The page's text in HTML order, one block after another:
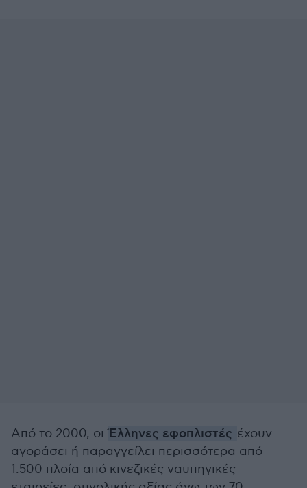
Από το 2000, οιΈλληνες εφοπλιστές έχουν
αγοράσει ή παραγγείλει περισσότερα από
1.500 πλοία από κινεζικές ναυπηγικές